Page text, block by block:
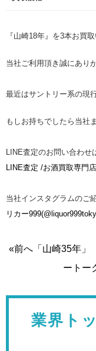
『山崎18年』を3本お買
当社ご利用頂き誠にあり
最近はサントリー系の現
もしお持ちでしたら当社
LINE査定のお問い合わ
LINE査定 /お酒買取専門
当社インスタグラムのご
リカー
«前へ「山崎35年」
ートー
業界ト